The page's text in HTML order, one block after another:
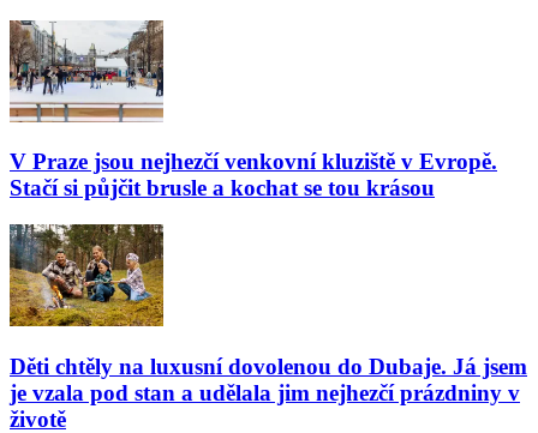
V Praze jsou nejhezčí venkovní kluziště v Evropě.
Stačí si půjčit brusle a kochat se tou krásou
Děti chtěly na luxusní dovolenou do Dubaje. Já jsem
je vzala pod stan a udělala jim nejhezčí prázdniny v
životě